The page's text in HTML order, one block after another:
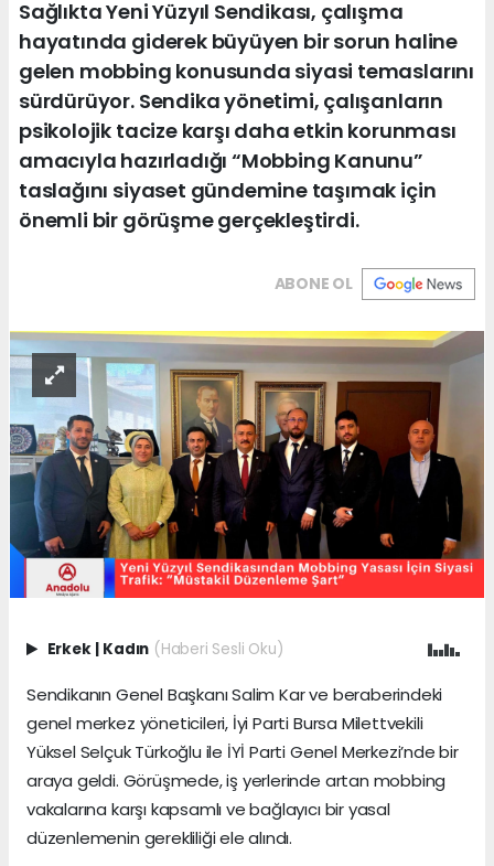
Sağlıkta Yeni Yüzyıl Sendikası, çalışma
hayatında giderek büyüyen bir sorun haline
gelen mobbing konusunda siyasi temaslarını
sürdürüyor. Sendika yönetimi, çalışanların
psikolojik tacize karşı daha etkin korunması
amacıyla hazırladığı “Mobbing Kanunu”
taslağını siyaset gündemine taşımak için
önemli bir görüşme gerçekleştirdi.
ABONE OL
Erkek Kadın (Haberi Sesli Oku)
Sendikanın Genel Başkanı Salim Kar ve beraberindeki
genel merkez yöneticileri, İyi Parti Bursa Milettvekili
Yüksel Selçuk Türkoğlu ile İYİ Parti Genel Merkezi’nde bir
araya geldi. Görüşmede, iş yerlerinde artan mobbing
vakalarına karşı kapsamlı ve bağlayıcı bir yasal
düzenlemenin gerekliliği ele alındı.